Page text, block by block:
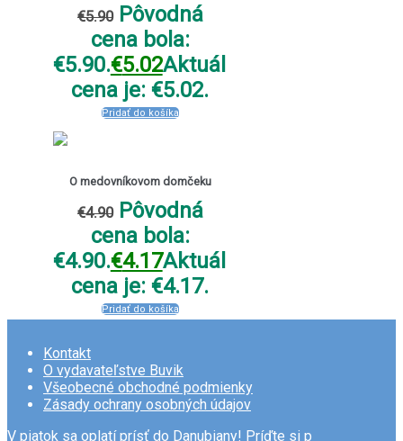
€5.90 Pôvodná
cena bola:
€5.90.€5.02Aktuálna
cena je: €5.02.
Pridať do košíka
O medovníkovom domčeku
€4.90 Pôvodná
cena bola:
€4.90.€4.17Aktuálna
cena je: €4.17.
Pridať do košíka
Kontakt
O vydavateľstve Buvik
Všeobecné obchodné podmienky
Zásady ochrany osobných údajov
V piatok sa oplatí prísť do Danubiany! Príďte si p